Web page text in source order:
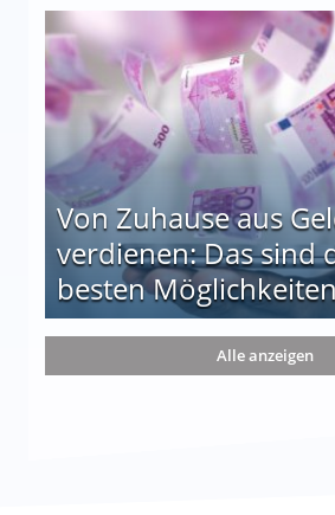
auf einen Blick
Von Zuhause aus
verdienen: Das sind
besten
die 15 besten Möglichkeiten
Alle anzeigen